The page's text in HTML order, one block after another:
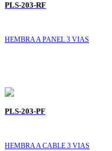
PLS-203-RF
HEMBRA A PANEL 3 VIAS
PLS-203-PF
HEMBRA A CABLE 3 VIAS